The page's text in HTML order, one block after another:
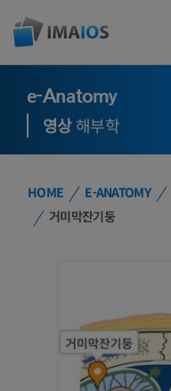
e-Anatomy
영상해부학
HOME E-ANATOMY
거미막잔기둥